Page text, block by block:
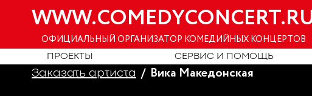
ОФИЦИАЛЬНЫЙ ОРГАНИЗАТОР КОМЕДИЙНЫХ КОНЦЕРТОВ
ПРОЕКТЫ СЕРВИС И ПОМОЩЬ
Заказать артиста Вика Македонская